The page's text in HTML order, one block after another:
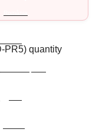
PR5) quantity